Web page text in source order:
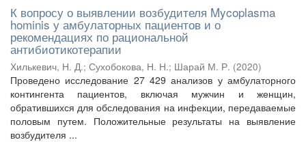
К вопросу о выявлении возбудителя Mycoplasma
hominis у амбулаторных пациентов и о
рекомендациях по рациональной
антибиотикотерапии
Хилькевич, Н. Д.; Сухобокова, Н. Н.; Шарай М. Р. (2020)
Проведено исследование 27 429 анализов у амбулаторного
контингента пациентов, включая мужчин и женщин,
обратившихся для обследования на инфекции, передаваемые
половым путем. Положительные результаты на выявление
возбудителя ...